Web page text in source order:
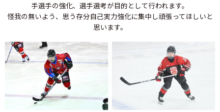
手選手の強化、選手選考が目的として行われます。
怪我の無いよう、思う存分自己実力強化に集中し頑張ってほしいと
思います。